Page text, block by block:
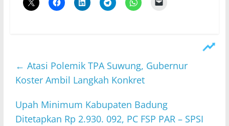
← Atasi Polemik TPA Suwung, Gubernur
Koster Ambil Langkah Konkret
Upah Minimum Kabupaten Badung
Ditetapkan Rp 2.930. 092, PC FSP PAR – SPSI